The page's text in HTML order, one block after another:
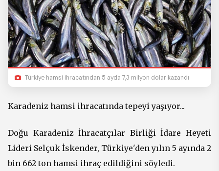
Türkiye hamsi ihracatından 5 ayda 7,3 milyon dolar kazandı
Karadeniz hamsi ihracatında tepeyi yaşıyor...
Doğu Karadeniz İhracatçılar Birliği İdare Heyeti
Lideri Selçuk İskender, Türkiye'den yılın 5 ayında 2
bin 662 ton hamsi ihraç edildiğini söyledi.